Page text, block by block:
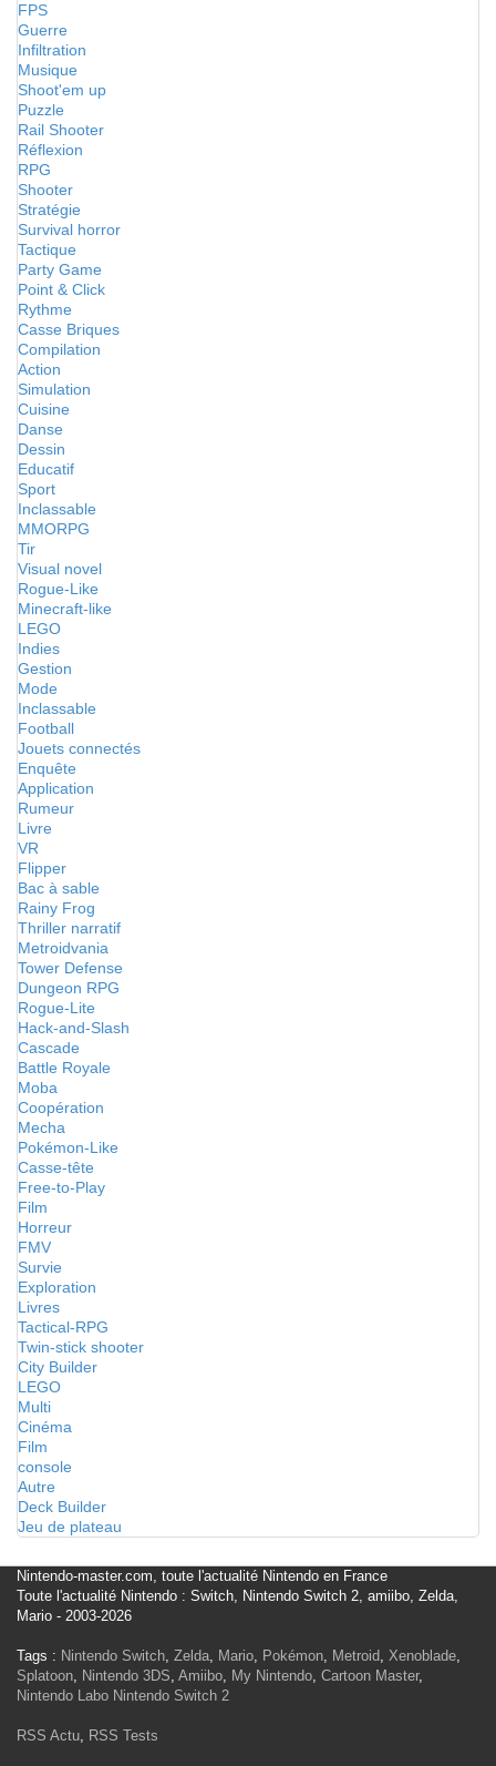
FPS
Guerre
Infiltration
Musique
Shoot'em up
Puzzle
Rail Shooter
Réflexion
RPG
Shooter
Stratégie
Survival horror
Tactique
Party Game
Point & Click
Rythme
Casse Briques
Compilation
Action
Simulation
Cuisine
Danse
Dessin
Educatif
Sport
Inclassable
MMORPG
Tir
Visual novel
Rogue-Like
Minecraft-like
LEGO
Indies
Gestion
Mode
Inclassable
Football
Jouets connectés
Enquête
Application
Rumeur
Livre
VR
Flipper
Bac à sable
Rainy Frog
Thriller narratif
Metroidvania
Tower Defense
Dungeon RPG
Rogue-Lite
Hack-and-Slash
Cascade
Battle Royale
Moba
Coopération
Mecha
Pokémon-Like
Casse-tête
Free-to-Play
Film
Horreur
FMV
Survie
Exploration
Livres
Tactical-RPG
Twin-stick shooter
City Builder
LEGO
Multi
Cinéma
Film
console
Autre
Deck Builder
Jeu de plateau
Nintendo-master.com, toute l'actualité Nintendo en France
Toute l'actualité Nintendo : Switch, Nintendo Switch 2, amiibo, Zelda,
Mario - 2003-2026
Tags : Nintendo Switch, Zelda, Mario, Pokémon, Metroid, Xenoblade,
Splatoon, Nintendo 3DS, Amiibo, My Nintendo, Cartoon Master,
Nintendo Labo Nintendo Switch 2
RSS Actu, RSS Tests